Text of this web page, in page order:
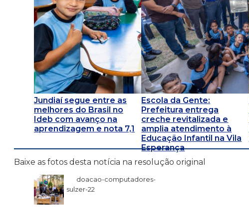
Jundiaí segue entre as
melhores do Brasil no
Ideb com avanço na
aprendizagem e nota 7,1
Escola da Gente:
Prefeitura entrega
creche revitalizada e
amplia atendimento à
Educação Infantil na Vila
Esperança
Baixe as fotos desta notícia na resolução original
doacao-computadores-
sulzer-22